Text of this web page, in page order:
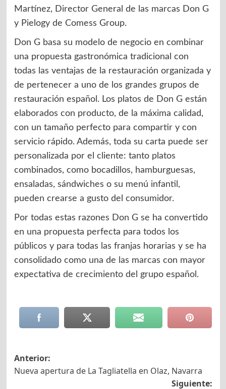
Martínez, Director General de las marcas Don G
y Pielogy de Comess Group.
Don G basa su modelo de negocio en combinar
una propuesta gastronómica tradicional con
todas las ventajas de la restauración organizada y
de pertenecer a uno de los grandes grupos de
restauración español. Los platos de Don G están
elaborados con producto, de la máxima calidad,
con un tamaño perfecto para compartir y con
servicio rápido. Además, toda su carta puede ser
personalizada por el cliente: tanto platos
combinados, como bocadillos, hamburguesas,
ensaladas, sándwiches o su menú infantil,
pueden crearse a gusto del consumidor.
Por todas estas razones Don G se ha convertido
en una propuesta perfecta para todos los
públicos y para todas las franjas horarias y se ha
consolidado como una de las marcas con mayor
expectativa de crecimiento del grupo español.
Navegación
de
Anterior:
Nueva apertura de La Tagliatella en Olaz, Navarra
Siguiente: